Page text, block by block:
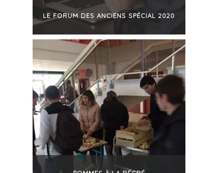
LE FORUM DES ANCIENS SPÉCIAL 2020
+